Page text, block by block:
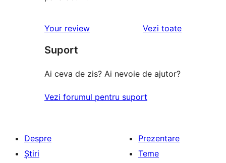
Your review Vezi toaterecenziile
Suport
Ai ceva de zis? Ai nevoie de ajutor?
Vezi forumul pentru suport
Despre
Știri
Prezentare
Teme